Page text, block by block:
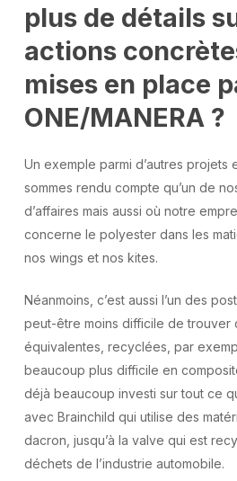
plus de détails
actions
mises en place
ONE/MANERA ?
Un exemple parmi d’autres projets
sommes rendu compte qu’un de
d’affaires mais aussi où notre
concerne le polyester dans les
nos wings et nos kites.
Néanmoins, c’est aussi l’un des
peut-être moins difficile de trouver
équivalentes, recyclées, par
beaucoup plus difficile en
déjà beaucoup investi sur tout ce
avec Brainchild qui utilise des
dacron, jusqu’à la valve qui est
déchets de l’industrie automobile.